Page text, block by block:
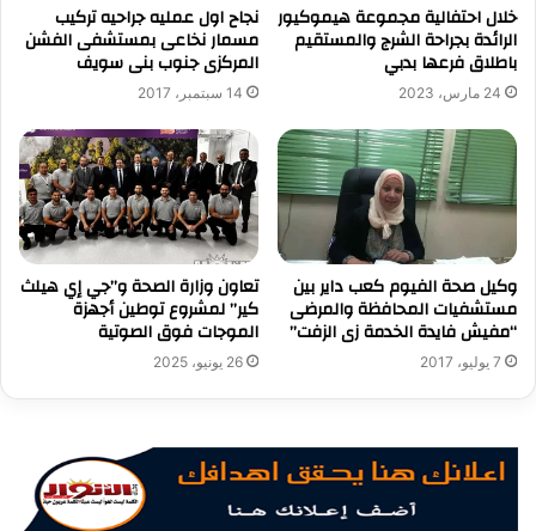
خلال احتفالية مجموعة هيموكيور
الرائدة بجراحة الشرج والمستقيم
باطلاق فرعها بدبي
24 مارس، 2023
نجاح اول عمليه جراحيه تركيب
مسمار نخاعى بمستشفى الفشن
المركزى جنوب بنى سويف
14 سبتمبر، 2017
وكيل صحة الفيوم كعب داير بين
مستشفيات المحافظة والمرضى
“مفيش فايدة الخدمة زى الزفت”
7 يوليو، 2017
تعاون وزارة الصحة و”جي إي هيلث
كير” لمشروع توطين أجهزة
الموجات فوق الصوتية
26 يونيو، 2025